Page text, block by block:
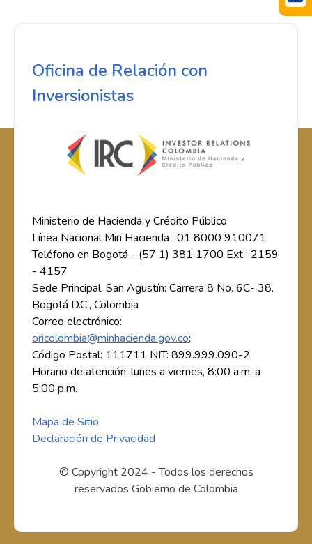
Oficina de Relación con
Inversionistas
Ministerio de Hacienda y Crédito Público
Línea Nacional Min Hacienda : 01 8000 910071;
Teléfono en Bogotá - (57 1) 381 1700 Ext : 2159
- 4157
Sede Principal, San Agustín: Carrera 8 No. 6C- 38.
Bogotá D.C., Colombia
Correo electrónico:
oricolombia@minhacienda.gov.co;
Código Postal: 111711 NIT: 899.999.090-2
Horario de atención: lunes a viernes, 8:00 a.m. a
5:00 p.m.
Mapa de Sitio
Declaración de Privacidad
© Copyright 2024 - Todos los derechos
reservados Gobierno de Colombia